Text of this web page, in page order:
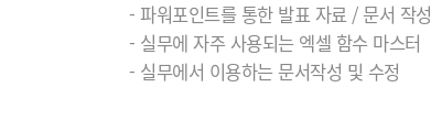
- 파워포인트를 통한 발표 자료 / 문서 작성
- 실무에 자주 사용되는 엑셀 함수 마스터
- 실무에서 이용하는 문서작성 및 수정